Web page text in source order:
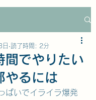
間でやりたい
やるには
日 読了時間: 2分
ぱいでイライラ爆発